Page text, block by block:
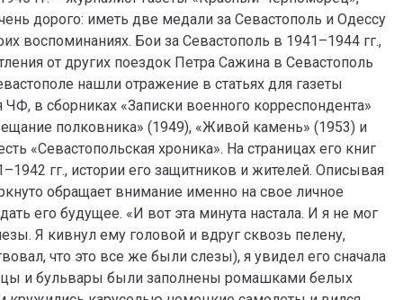
дорого: иметь две медали за Севастополь и Одессу
воспоминаниях. Бои за Севастополь в 1941–1944 гг.,
от других поездок Петра Сажина в Севастополь
нашли отражение в статьях для газеты
в сборниках «Записки военного корреспондента»
полковника» (1949), «Живой камень» (1953) и
«Севастопольская хроника». На страницах его книг
гг., истории его защитников и жителей. Описывая
обращает внимание именно на свое личное
его будущее. «И вот эта минута настала. И я не мог
Я кивнул ему головой и вдруг сквозь пелену,
что это все же были слезы), я увидел его сначала
и бульвары были заполнены ромашками белых